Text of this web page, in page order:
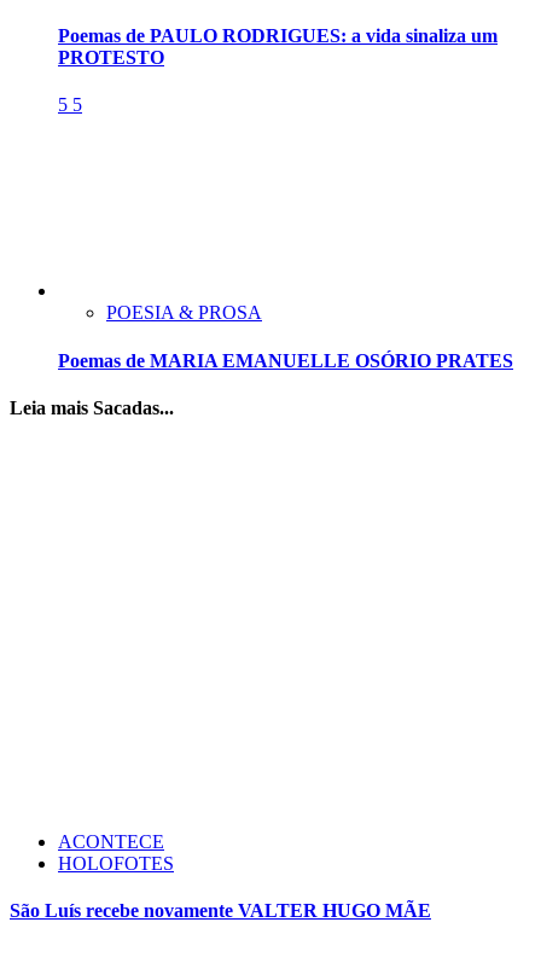
Poemas de PAULO RODRIGUES: a vida sinaliza um
PROTESTO
5 5
POESIA & PROSA
Poemas de MARIA EMANUELLE OSÓRIO PRATES
Leia mais Sacadas...
ACONTECE
HOLOFOTES
São Luís recebe novamente VALTER HUGO MÃE